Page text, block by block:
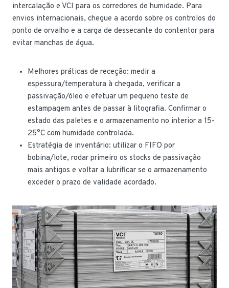
intercalação e VCI para os corredores de humidade. Para
envios internacionais, chegue a acordo sobre os controlos do
ponto de orvalho e a carga de dessecante do contentor para
evitar manchas de água.
Melhores práticas de receção: medir a
espessura/temperatura à chegada, verificar a
passivação/óleo e efetuar um pequeno teste de
estampagem antes de passar à litografia. Confirmar o
estado das paletes e o armazenamento no interior a 15-
25°C com humidade controlada.
Estratégia de inventário: utilizar o FIFO por
bobina/lote, rodar primeiro os stocks de passivação
mais antigos e voltar a lubrificar se o armazenamento
exceder o prazo de validade acordado.